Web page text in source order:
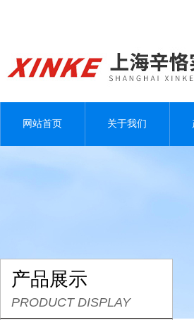
网站首页 关于我们
产品展示
PRODUCT DISPLAY